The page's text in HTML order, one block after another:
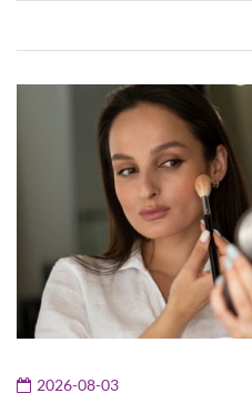
2026-08-03